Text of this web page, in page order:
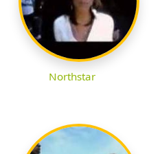
Northstar